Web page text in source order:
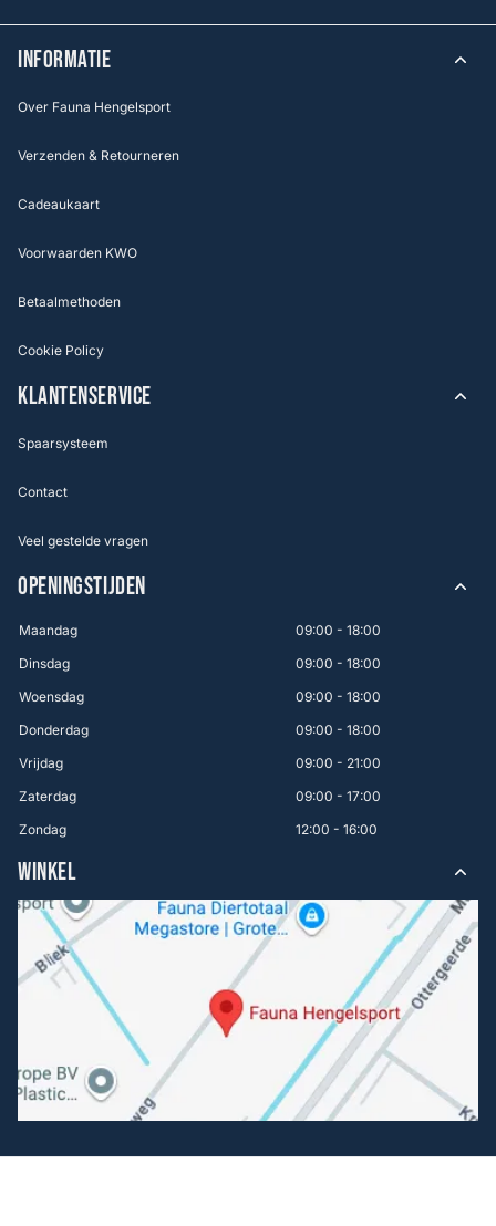
INFORMATIE
Over Fauna Hengelsport
Verzenden & Retourneren
Cadeaukaart
Voorwaarden KWO
Betaalmethoden
Cookie Policy
KLANTENSERVICE
Spaarsysteem
Contact
Veel gestelde vragen
OPENINGSTIJDEN
Maandag
09:00 - 18:00
Dinsdag
09:00 - 18:00
Woensdag
09:00 - 18:00
Donderdag
09:00 - 18:00
Vrijdag
09:00 - 21:00
Zaterdag
09:00 - 17:00
Zondag
12:00 - 16:00
WINKEL